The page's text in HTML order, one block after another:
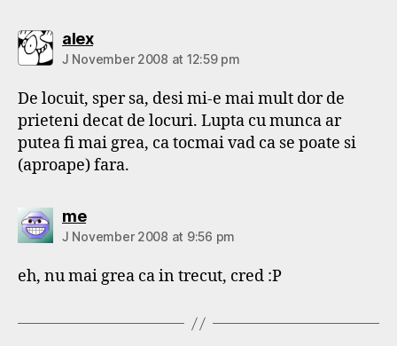
alexsays:
J November 2008 at 12:59 pm
De locuit, sper sa, desi mi-e mai mult dor de
prieteni decat de locuri. Lupta cu munca ar
putea fi mai grea, ca tocmai vad ca se poate si
(aproape) fara.
mesays:
J November 2008 at 9:56 pm
eh, nu mai grea ca in trecut, cred :P